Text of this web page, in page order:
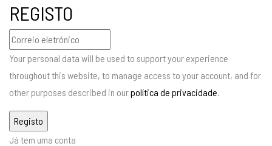
REGISTO
Your personal data will be used to support your experience
throughout this website, to manage access to your account, and for
other purposes described in ourpolítica de privacidade.
Já tem uma conta